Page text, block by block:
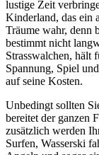
lustige Zeit
Kinderland, das ein
Träume wahr, denn
bestimmt nicht
Strasswalchen, hält
Spannung, Spiel
auf seine Kosten.
Unbedingt sollten
bereitet der ganzen
zusätzlich werden
Surfen, Wasserski